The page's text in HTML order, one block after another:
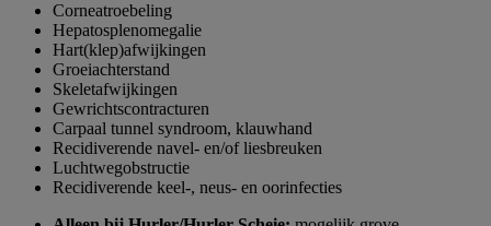
Corneatroebeling
Hepatosplenomegalie
Hart(klep)afwijkingen
Groeiachterstand
Skeletafwijkingen
Gewrichtscontracturen
Carpaal tunnel syndroom, klauwhand
Recidiverende navel- en/of liesbreuken
Luchtwegobstructie
Recidiverende keel-, neus- en oorinfecties